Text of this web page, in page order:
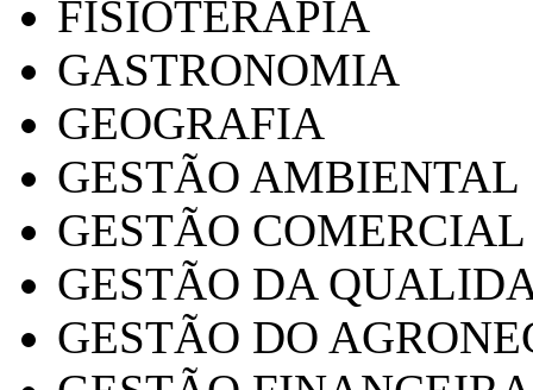
FISIOTERAPIA
GASTRONOMIA
GEOGRAFIA
GESTÃO AMBIENTAL
GESTÃO COMERCIAL
GESTÃO DA
GESTÃO DO